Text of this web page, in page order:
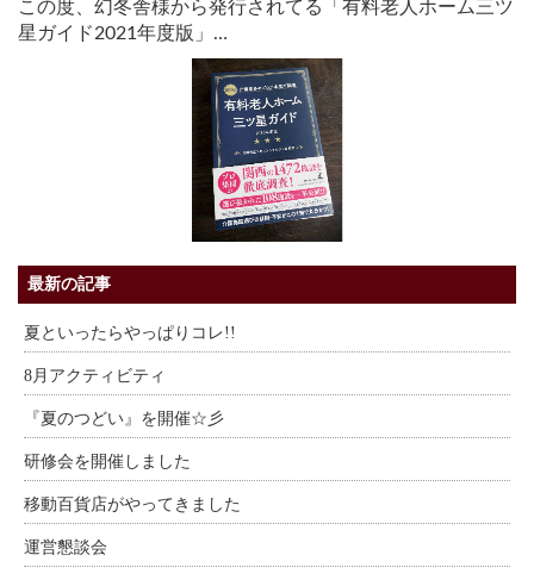
この度、幻冬舎様から発行されてる「有料老人ホーム三ツ
星ガイド2021年度版」…
最新の記事
夏といったらやっぱりコレ!!
8月アクティビティ
『夏のつどい』を開催☆彡
研修会を開催しました
移動百貨店がやってきました
運営懇談会